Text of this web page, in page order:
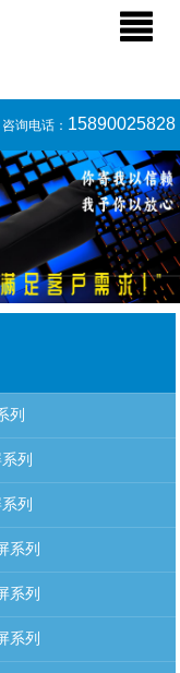
咨询电话： 15890025828
列
列
列
系列
系列
系列